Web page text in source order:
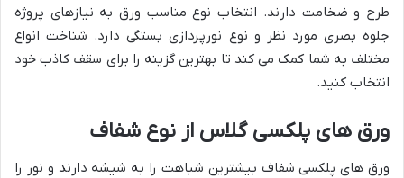
طرح و ضخامت دارند. انتخاب نوع مناسب ورق به نیازهای پروژه
جلوه بصری مورد نظر و نوع نورپردازی بستگی دارد. شناخت انواع
مختلف به شما کمک می کند تا بهترین گزینه را برای سقف کاذب خود
انتخاب کنید.
ورق های پلکسی گلاس از نوع شفاف
ورق های پلکسی شفاف بیشترین شباهت را به شیشه دارند و نور را